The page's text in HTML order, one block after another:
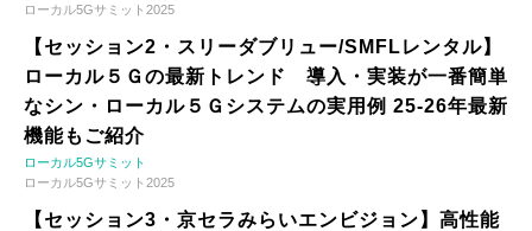
ローカル5Gサミット2025
【セッション2・スリーダブリュー/SMFLレンタル】
ローカル５Ｇの最新トレンド 導入・実装が一番簡単
なシン・ローカル５Ｇシステムの実用例 25-26年最新
機能もご紹介
ローカル5Gサミット
ローカル5Gサミット2025
【セッション3・京セラみらいエンビジョン】高性能